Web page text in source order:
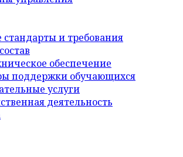
стандарты и требования
обеспечение
поддержки обучающихся
услуги
деятельность